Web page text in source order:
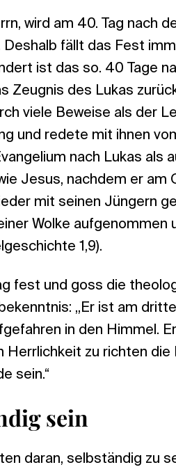
wird am 40. Tag nach
fällt das Fest
ist das so. 40 Tage
Zeugnis des Lukas
viele Beweise als der
und redete mit ihnen
nach Lukas als
Jesus, nachdem er am
mit seinen Jüngern
Wolke aufgenommen
1,9).
fest und goss die
„Er ist am
in den Himmel.
Herrlichkeit zu richten die
sein.“
sein
daran, selbständig zu